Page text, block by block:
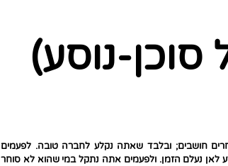
סוכן-נוסע)
חושבים; ובלבד שאתה נקלע לחברה טובה. לפעמים
נעלם הזמן. ולפעמים אתה נתקל במי שהוא לא סוחר